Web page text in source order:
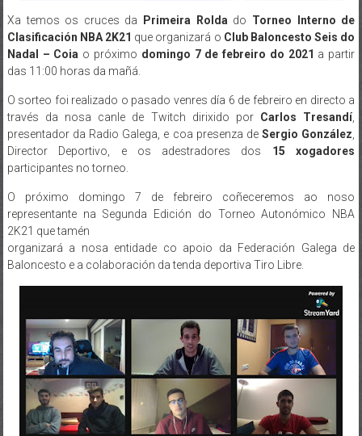
Xa temos os cruces da Primeira Roldado Torneo Interno de
Clasificación NBA 2K21 que organizará o Club Baloncesto Seis do
Nadal – Coia o próximo domingo 7 de febreiro do 2021 a partir
das 11:00 horas da mañá.
O sorteo foi realizado o pasado venres día 6 de febreiro en directo a
través da nosa canle de Twitch dirixido por Carlos Tresandí,
presentador da Radio Galega, e coa presenza de Sergio González,
Director Deportivo, e os adestradores dos 15 xogadores
participantes no torneo.
O próximo domingo 7 de febreiro coñeceremos ao noso
representante na Segunda Edición do Torneo Autonómico NBA
2K21 que tamén
organizará a nosa entidade co apoio da Federación Galega de
Baloncesto e a colaboración da tenda deportiva Tiro Libre.